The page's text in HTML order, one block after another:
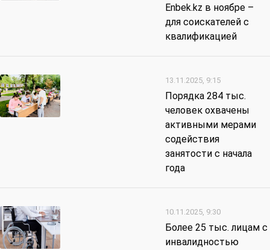
Enbek.kz в ноябре –
для соискателей с
квалификацией
13.11.2025, 9:15
Порядка 284 тыс.
человек охвачены
активными мерами
содействия
занятости с начала
года
10.11.2025, 9:30
Более 25 тыс. лицам с
инвалидностью